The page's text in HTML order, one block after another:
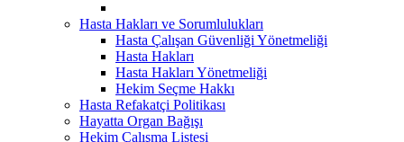
Hasta Hakları ve Sorumlulukları
Hasta Çalışan Güvenliği Yönetmeliği
Hasta Hakları
Hasta Hakları Yönetmeliği
Hekim Seçme Hakkı
Hasta Refakatçi Politikası
Hayatta Organ Bağışı
Hekim Çalışma Listesi